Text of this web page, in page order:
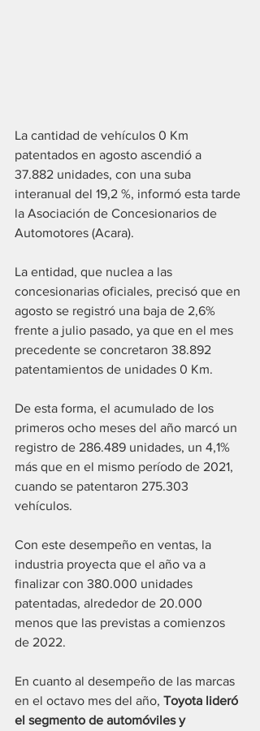
La cantidad de vehículos 0 Km
patentados en agosto ascendió a
37.882 unidades, con una suba
interanual del 19,2 %, informó esta tarde
la Asociación de Concesionarios de
Automotores (Acara).
La entidad, que nuclea a las
concesionarias oficiales, precisó que en
agosto se registró una baja de 2,6%
frente a julio pasado, ya que en el mes
precedente se concretaron 38.892
patentamientos de unidades 0 Km.
De esta forma, el acumulado de los
primeros ocho meses del año marcó un
registro de 286.489 unidades, un 4,1%
más que en el mismo período de 2021,
cuando se patentaron 275.303
vehículos.
Con este desempeño en ventas, la
industria proyecta que el año va a
finalizar con 380.000 unidades
patentadas, alrededor de 20.000
menos que las previstas a comienzos
de 2022.
En cuanto al desempeño de las marcas
en el octavo mes del año, Toyota lideró
el segmento de automóviles y